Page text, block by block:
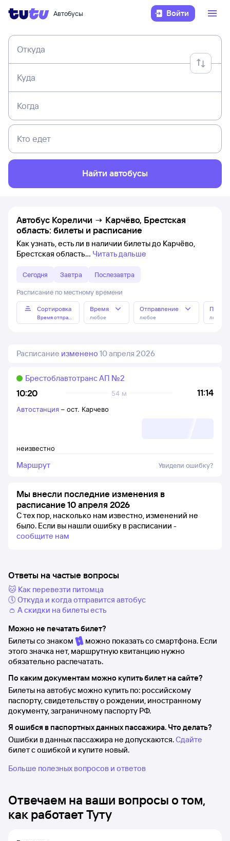
Автобусы Войти
Откуда
Куда
Когда
Кто едет
Найти автобусы
Автобус Кореличи → Карчёво, Брестская
область: билеты и расписание
Как узнать, есть ли в наличии билеты до Карчёво,
Брестская область
Читать дальше
Сегодня Завтра Послезавтра
Расписание по местному времени
Сортировка
Время отправления
Время
любое
Отправление
любое любое
Расписание изменено 10 апреля 2026
10:20 11:14
54 м
Брестоблавтотранс АП №2
неизвестно
Автостанция – ост. Карчево
Маршрут Увидели ошибку?
Мы внесли последние изменения в
расписание 10 апреля 2026
С тех пор, насколько нам известно, изменений не
было. Если вы нашли ошибку в расписании -
сообщите нам
Ответы на частые вопросы
🐱 Как перевезти питомца
🕔 Откуда и когда отправится автобус
👛 А скидки на билеты есть
Можно не печатать билет?
Билеты со знаком
можно показать со смартфона. Если
этого значка нет, маршрутную квитанцию нужно
обязательно распечатать.
По каким документам можно купить билет на сайте?
Билеты на автобус можно купить по: российскому
паспорту, свидетельству о рождении, иностранному
документу, заграничному паспорту РФ.
Я ошибся в паспортных данных пассажира. Что делать?
Ошибки в данных пассажира не допускаются.Сдайте
билет с ошибкой и купите новый.
Больше полезных вопросов и ответов
Отвечаем на ваши вопросы о том,
как работает Туту